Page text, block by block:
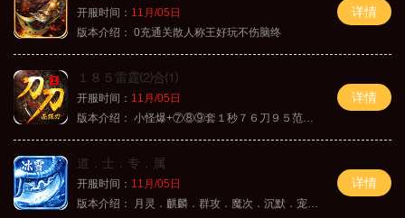
开服时间： 11月/05日
版本介绍： 0充通关散人称王好玩不伤脑终
详情
１８５雷霆⑵合⑴
开服时间： 11月/05日
版本介绍： 小怪爆+⑦⑧⑨套１秒７６刀９５范围捡
详情
道．士．专．属
开服时间： 11月/05日
版本介绍：
月灵．麒麟．群攻．魔次．沉默．宠物．暗黑
详情